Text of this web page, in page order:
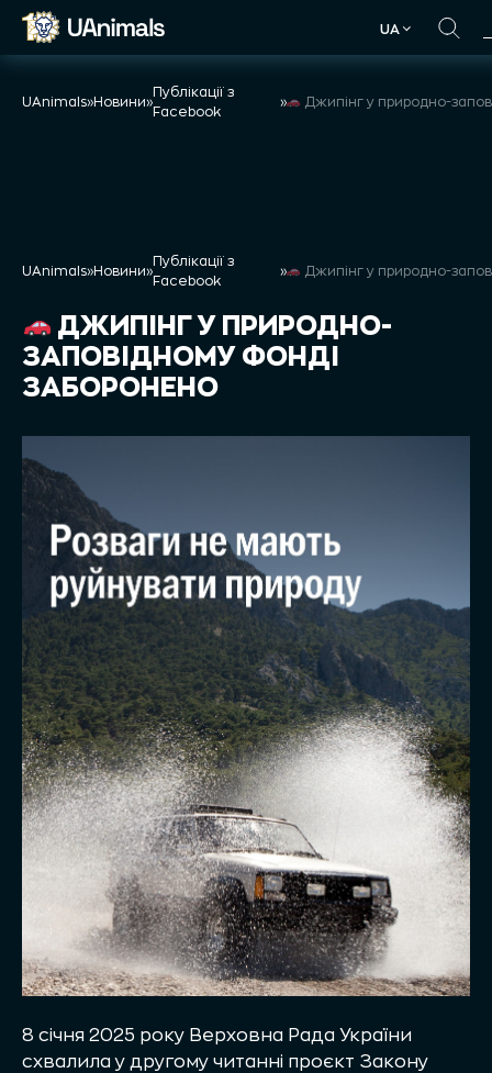
Skip
UA
UAnimals»Новини»
Публікації з
Facebook
» Джипінг у природно-заповідному фонді
UAnimals»Новини»
Публікації з
Facebook
» Джипінг у природно-заповідному фонді
ДЖИПІНГ У ПРИРОДНО-
ЗАПОВІДНОМУ ФОНДІ
ЗАБОРОНЕНО
8 січня 2025 року Верховна Рада України
схвалила у другому читанні проєкт Закону